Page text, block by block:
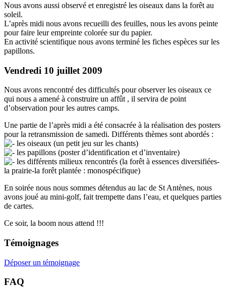
Nous avons aussi observé et enregistré les oiseaux dans la forêt au
soleil.
L’après midi nous avons recueilli des feuilles, nous les avons peinte
pour faire leur empreinte colorée sur du papier.
En activité scientifique nous avons terminé les fiches espèces sur les
papillons.
Vendredi 10 juillet 2009
Nous avons rencontré des difficultés pour observer les oiseaux ce
qui nous a amené à construire un affût , il servira de point
d’observation pour les autres camps.
Une partie de l’après midi a été consacrée à la réalisation des posters
pour la retransmission de samedi. Différents thèmes sont abordés :
les oiseaux (un petit jeu sur les chants)
les papillons (poster d’identification et d’inventaire)
les différents milieux rencontrés (la forêt à essences diversifiées-
la prairie-la forêt plantée : monospécifique)
En soirée nous nous sommes détendus au lac de St Antènes, nous
avons joué au mini-golf, fait trempette dans l’eau, et quelques parties
de cartes.
Ce soir, la boom nous attend !!!
Témoignages
Déposer un témoignage
FAQ